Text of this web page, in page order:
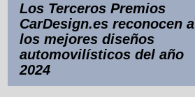
Los Terceros Premios
CarDesign.es reconocen a
los mejores diseños
automovilísticos del año
2024